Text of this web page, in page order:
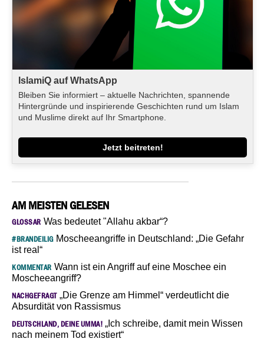
IslamiQ auf WhatsApp
Bleiben Sie informiert – aktuelle Nachrichten, spannende
Hintergründe und inspirierende Geschichten rund um Islam
und Muslime direkt auf Ihr Smartphone.
Jetzt beitreten!
AM MEISTEN GELESEN
GLOSSAR Was bedeutet "Allahu akbar“?
#BRANDEILIGMoscheeangriffe in Deutschland: „Die Gefahr
ist real“
KOMMENTAR Wann ist ein Angriff auf eine Moschee ein
Moscheeangriff?
NACHGEFRAGT„Die Grenze am Himmel“ verdeutlicht die
Absurdität von Rassismus
DEUTSCHLAND, DEINE UMMA! „Ich schreibe, damit mein Wissen
nach meinem Tod existiert“